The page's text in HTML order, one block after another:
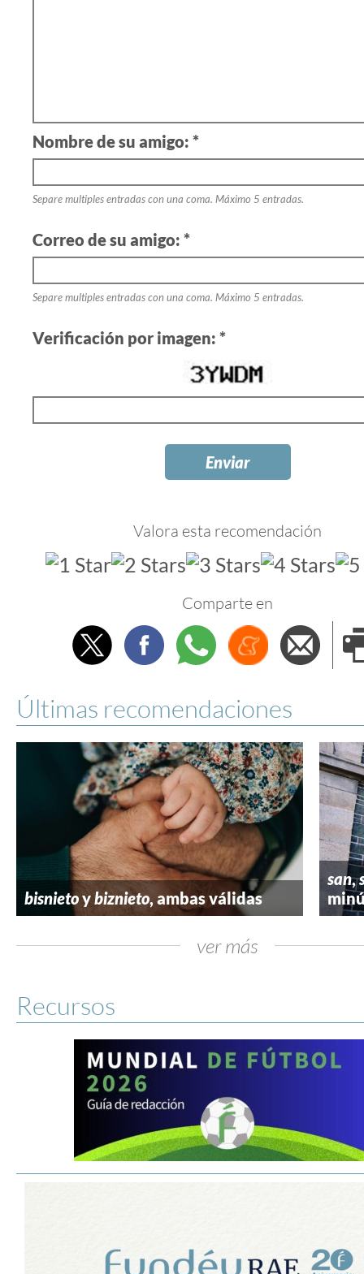
Nombre de su amigo: *
Separe multiples entradas con una coma. Máximo 5 entradas.
Correo de su amigo: *
Separe multiples entradas con una coma. Máximo 5 entradas.
Verificación por imagen: *
Valora esta recomendación
Comparte en
TwitterFacebookWhatsappMenéame
Últimas recomendaciones
bisnietoybiznieto, ambas válidas
san,
ver más
Recursos